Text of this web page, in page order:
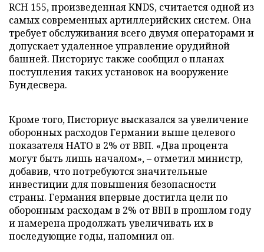
RCH 155, произведенная KNDS, считается одной из
самых современных артиллерийских систем. Она
требует обслуживания всего двумя операторами и
допускает удаленное управление орудийной
башней. Писториус также сообщил о планах
поступления таких установок на вооружение
Бундесвера.
Кроме того, Писториус высказался за увеличение
оборонных расходов Германии выше целевого
показателя НАТО в 2% от ВВП. «Два процента
могут быть лишь началом», – отметил министр,
добавив, что потребуются значительные
инвестиции для повышения безопасности
страны. Германия впервые достигла цели по
оборонным расходам в 2% от ВВП в прошлом году
и намерена продолжать увеличивать их в
последующие годы, напомнил он.